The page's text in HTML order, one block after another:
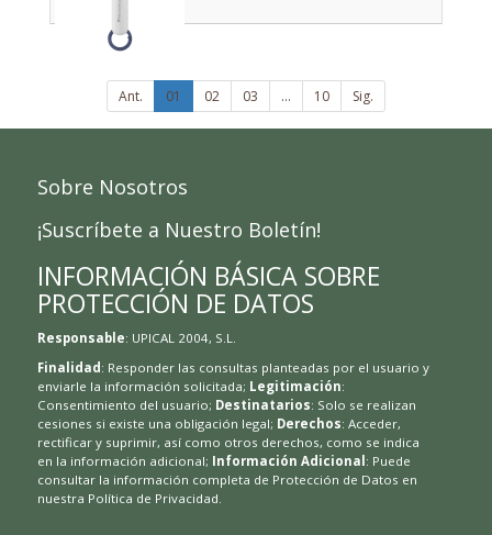
Ant. 01 02 03 ... 10 Sig.
Sobre Nosotros
¡Suscríbete a Nuestro Boletín!
INFORMACIÓN BÁSICA SOBRE
PROTECCIÓN DE DATOS
Responsable: UPICAL 2004, S.L.
Finalidad: Responder las consultas planteadas por el usuario y
enviarle la información solicitada; Legitimación:
Consentimiento del usuario; Destinatarios: Solo se realizan
cesiones si existe una obligación legal; Derechos: Acceder,
rectificar y suprimir, así como otros derechos, como se indica
en la información adicional; Información Adicional: Puede
consultar la información completa de Protección de Datos en
nuestra Política de Privacidad